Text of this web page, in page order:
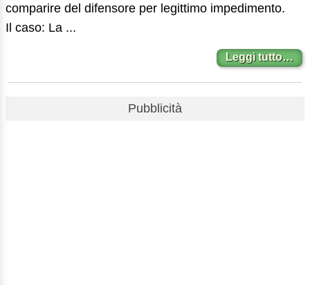
comparire del difensore per legittimo impedimento.
Il caso: La ...
Leggi tutto…
Pubblicità